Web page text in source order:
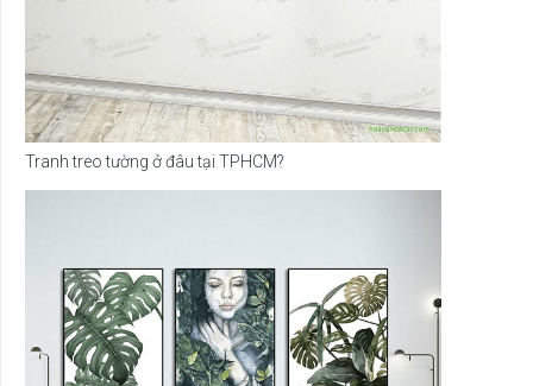
Tranh treo tường ở đâu tại TPHCM?